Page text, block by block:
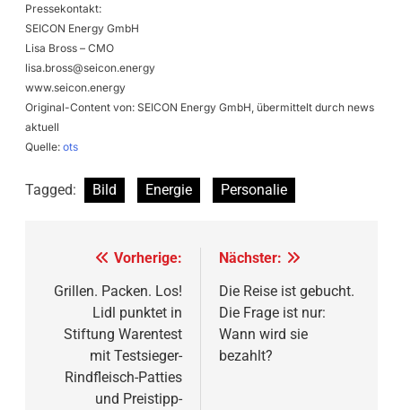
Pressekontakt:
SEICON Energy GmbH
Lisa Bross – CMO
lisa.bross@seicon.energy
www.seicon.energy
Original-Content von: SEICON Energy GmbH, übermittelt durch news
aktuell
Quelle: ots
Tagged: Bild Energie Personalie
Beitragsnavigation
Vorherige:
Grillen. Packen. Los!
Lidl punktet in
Stiftung Warentest
mit Testsieger-
Rindfleisch-Patties
und Preistipp-
Nächster:
Die Reise ist gebucht.
Die Frage ist nur:
Wann wird sie
bezahlt?